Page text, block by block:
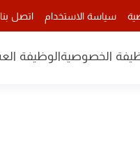
سياسة الاستخدام اتصل بنا
الخصوصيةالوظيفة